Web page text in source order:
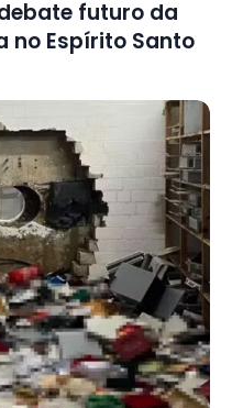
futuro da
no Espírito Santo